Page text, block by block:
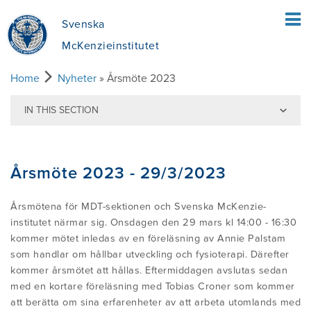
Svenska
McKenzieinstitutet
OCH TERAPI ENLIGT MCKENZIE (MDT)?
VAD INNEFATTAR MEKANISK
DIAGNOSTIK OCH TERAPI (MDT)?
EN ÖVERSIKT ÖVER MCKENZIE-
METODEN
FÖRDELAR MED MDT
UTBILDNING
HITTA EN KURS
OM OSS
Home Nyheter » Årsmöte 2023
IN THIS SECTION
Årsmöte 2023 - 29/3/2023
Årsmötena för MDT-sektionen och Svenska McKenzie-
institutet närmar sig. Onsdagen den 29 mars kl 14:00 - 16:30
kommer mötet inledas av en föreläsning av Annie Palstam
som handlar om hållbar utveckling och fysioterapi. Därefter
kommer årsmötet att hållas. Eftermiddagen avslutas sedan
med en kortare föreläsning med Tobias Croner som kommer
att berätta om sina erfarenheter av att arbeta utomlands med